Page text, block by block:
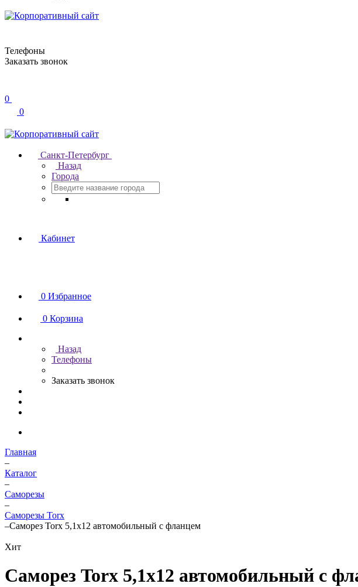
Телефоны
Заказать звонок
0
0
Санкт-Петербург
Назад
Города
Кабинет
0 Избранное
0 Корзина
Назад
Телефоны
Заказать звонок
Главная
–
Каталог
–
Саморезы
–
Саморезы Torx
–Саморез Torx 5,1х12 автомобильный с фланцем
Хит
Саморез Torx 5,1х12 автомобильный с